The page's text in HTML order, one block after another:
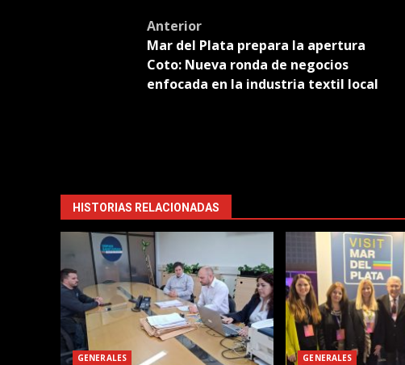
Post
navigation
Anterior
Mar del Plata prepara la apertura
Coto: Nueva ronda de negocios
enfocada en la industria textil local
HISTORIAS RELACIONADAS
GENERALES GENERALES